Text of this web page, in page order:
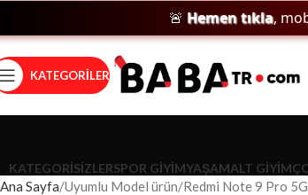
🚨Hemen tıkla, mobil
KATEGORILER
KATEGORISIZLERSPOR GIYIMYAŞAMALT GIYIM
Ana Sayfa Uyumlu Model ürün Redmi Note 9 Pro 5G